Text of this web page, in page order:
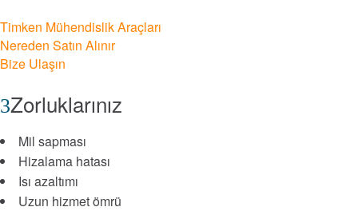
Timken Mühendislik Araçları
Nereden Satın Alınır
Bize Ulaşın
Zorluklarınız
Mil sapması
Hizalama hatası
Isı azaltımı
Uzun hizmet ömrü